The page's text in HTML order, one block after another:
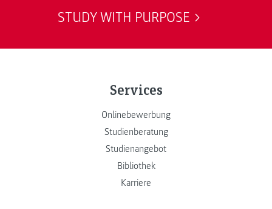
STUDY WITH PURPOSE
Services
Onlinebewerbung
Studienberatung
Studienangebot
Bibliothek
Karriere